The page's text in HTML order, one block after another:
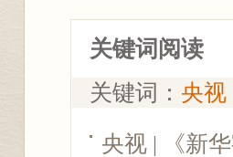
关键词阅读
关键词： 央视
央视 | 《新